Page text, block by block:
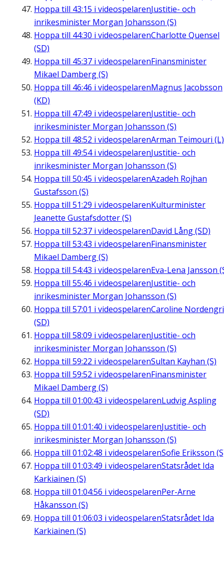
Hoppa till 43:15 i videospelarenJustitie- och
inrikesminister Morgan Johansson (S)
Hoppa till 44:30 i videospelarenCharlotte Quensel
(SD)
Hoppa till 45:37 i videospelarenFinansminister
Mikael Damberg (S)
Hoppa till 46:46 i videospelarenMagnus Jacobsson
(KD)
Hoppa till 47:49 i videospelarenJustitie- och
inrikesminister Morgan Johansson (S)
Hoppa till 48:52 i videospelarenArman Teimouri (L)
Hoppa till 49:54i videospelarenJustitie- och
inrikesminister Morgan Johansson (S)
Hoppa till 50:45 i videospelarenAzadeh Rojhan
Gustafsson (S)
Hoppa till 51:29 i videospelarenKulturminister
Jeanette Gustafsdotter (S)
Hoppa till 52:37 i videospelarenDavid Lång (SD)
Hoppa till 53:43 i videospelarenFinansminister
Mikael Damberg (S)
Hoppa till 54:43 i videospelarenEva-Lena Jansson
Hoppa till 55:46 i videospelarenJustitie- och
inrikesminister Morgan Johansson (S)
Hoppa till 57:01 i videospelarenCaroline
(SD)
Hoppa till 58:09 i videospelarenJustitie- och
inrikesminister Morgan Johansson (S)
Hoppa till 59:22 i videospelarenSultan Kayhan (S)
Hoppa till 59:52 i videospelarenFinansminister
Mikael Damberg (S)
Hoppa till 01:00:43 i videospelarenLudvig Aspling
(SD)
Hoppa till 01:01:40 i videospelarenJustitie- och
inrikesminister Morgan Johansson (S)
Hoppa till 01:02:48 i videospelarenSofie Eriksson
Hoppa till 01:03:49 i videospelarenStatsrådet Ida
Karkiainen (S)
Hoppa till 01:04:56 i videospelarenPer-Arne
Håkansson (S)
Hoppa till 01:06:03 i videospelarenStatsrådet Ida
Karkiainen (S)